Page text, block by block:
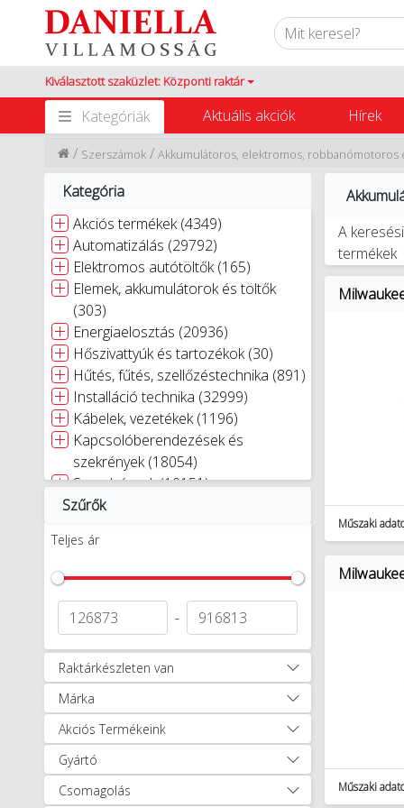
Kiválasztott szaküzlet: Központi raktár
Kategóriák Aktuális akciók Hírek
Akkumulátoros, elektromos, robbanómotoros
/
Szerszámok
/
Kategória
Akciós termékek (4349)
Automatizálás (29792)
Elektromos autótöltők (165)
Elemek, akkumulátorok és töltők
(303)
Energiaelosztás (20936)
Hőszivattyúk és tartozékok (30)
Hűtés, fűtés, szellőzéstechnika (891)
Installáció technika (32999)
Kábelek, vezetékek (1196)
Kapcsolóberendezések és
szekrények (18054)
Szerelvények (10151)
Kaputechnika (9)
Világítástechnika (27331)
Autóápolási termékek (47)
Munkavédelem, védőruházat (1256)
Okosotthon megoldások (321)
Okosotthon csomagok (17)
Szerszámok (11897)
Akkumulátoros, elektromos,
robbanómotoros és
pneumatikus gépek (1062)
Akkumulátoros és elektromos
Szűrők
Teljes ár
-
Raktárkészleten van
Márka
Akciós Termékeink
Gyártó
Csomagolás
A
termékek
Műszaki
Műszaki